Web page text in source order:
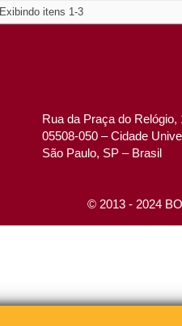
Exibindo itens 1-3
Rua da Praça do Relógio,
05508-050 – Cidade
São Paulo, SP – Brasil
© 2013 - 2024